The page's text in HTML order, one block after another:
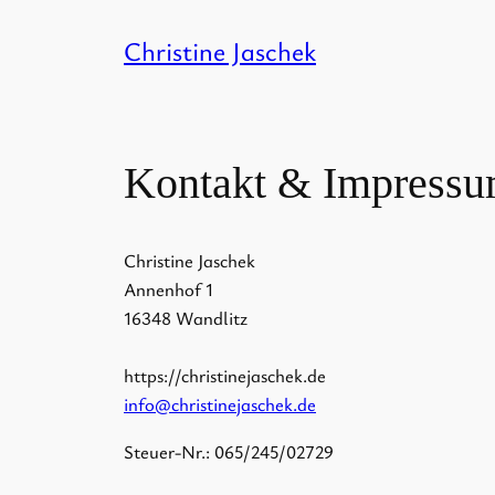
Christine Jaschek
Kontakt &
Christine Jaschek
Annenhof 1
16348 Wandlitz
https://christinejaschek.de
info@christinejaschek.de
Steuer-Nr.: 065/245/02729